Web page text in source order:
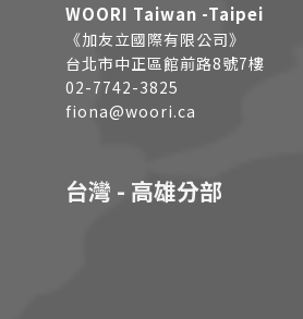
WOORI Taiwan -Taipei
《加友立國際有限公司》
台北市中正區館前路8號7樓
02-7742-3825
fiona@woori.ca
台灣 - 高雄分部